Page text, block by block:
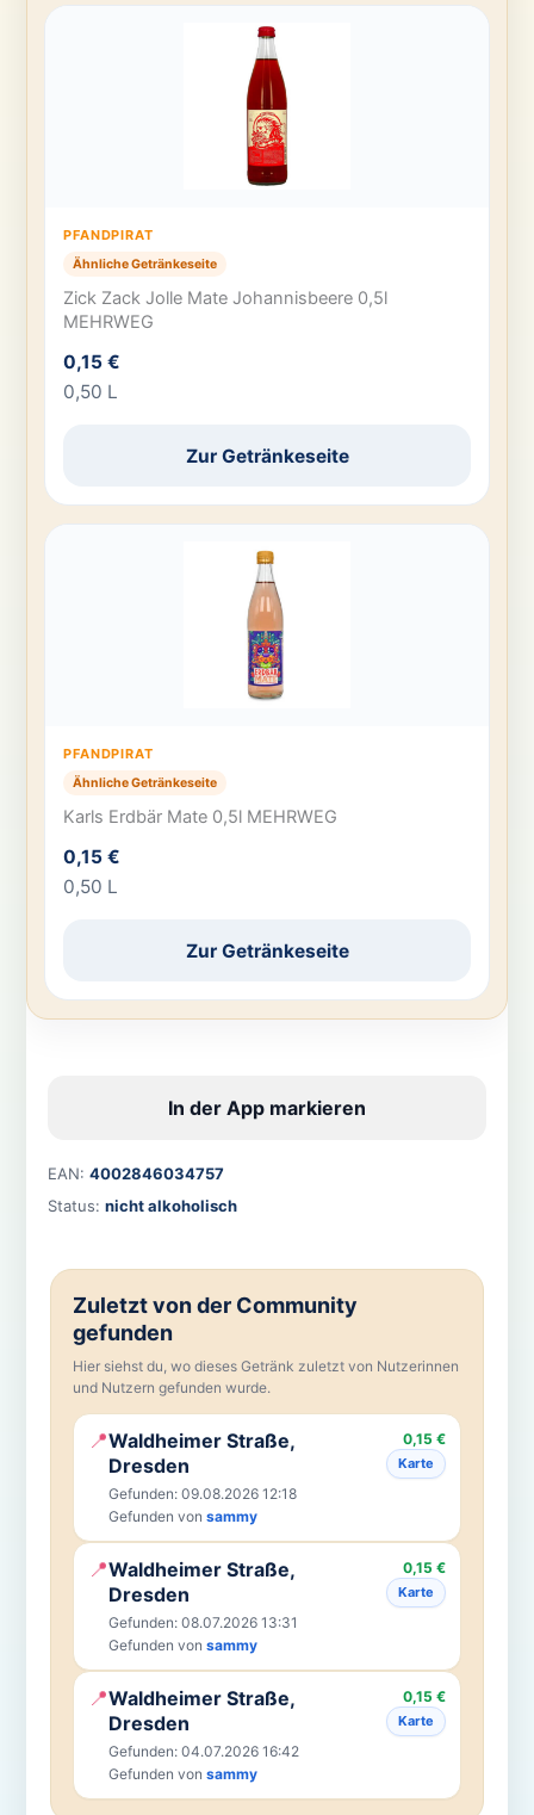
PFANDPIRAT
Ähnliche Getränkeseite
Zick Zack Jolle Mate Johannisbeere 0,5l
MEHRWEG
0,15 €
0,50 L
Zur Getränkeseite
PFANDPIRAT
Ähnliche Getränkeseite
Karls Erdbär Mate 0,5l MEHRWEG
0,15 €
0,50 L
Zur Getränkeseite
In der App markieren
EAN: 4002846034757
Status: nicht alkoholisch
Zuletzt von der Community
gefunden
Hier siehst du, wo dieses Getränk zuletzt von Nutzerinnen
und Nutzern gefunden wurde.
📍Waldheimer Straße,
Dresden
Gefunden: 09.08.2026 12:18
Gefunden von sammy
0,15 €
Karte
📍Waldheimer Straße,
Dresden
Gefunden: 08.07.2026 13:31
Gefunden von sammy
0,15 €
Karte
📍Waldheimer Straße,
Dresden
Gefunden: 04.07.2026 16:42
Gefunden von sammy
0,15 €
Karte